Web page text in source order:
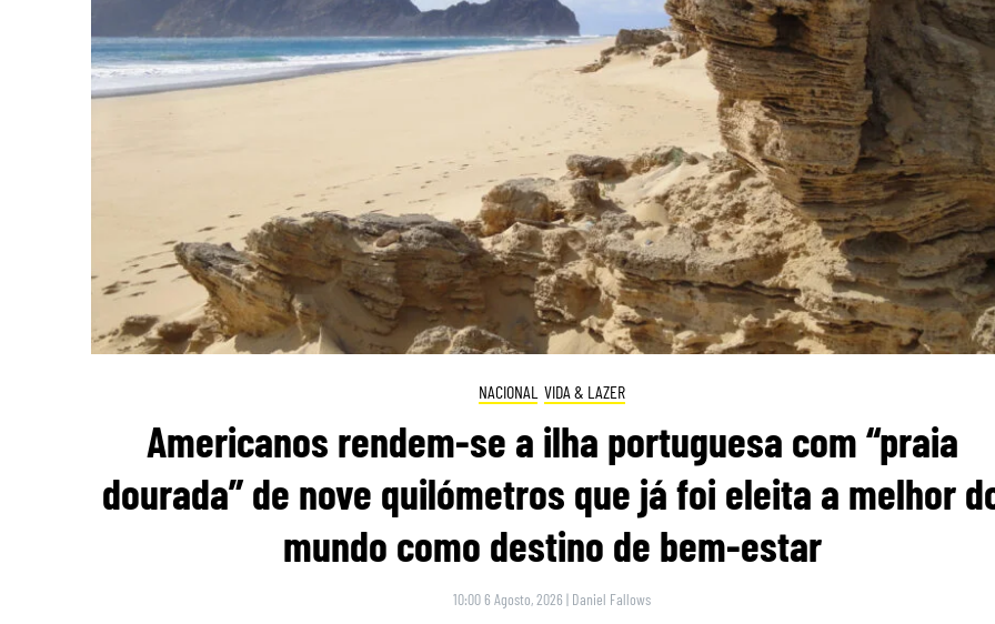
NACIONAL VIDA & LAZER
Americanos rendem-se a ilha portuguesa com “praia
dourada” de nove quilómetros que já foi eleita a melhor
mundo como destino de bem-estar
10:00 6 Agosto, 2026 | Daniel Fallows